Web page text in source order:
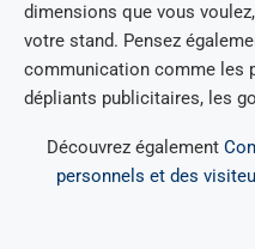
dimensions que vous
votre stand. Pensez
communication comme les
dépliants publicitaires, les
Découvrez également
personnels et des